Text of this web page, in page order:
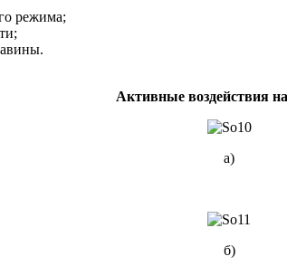
режима;
Активные воздействия
a)
б)